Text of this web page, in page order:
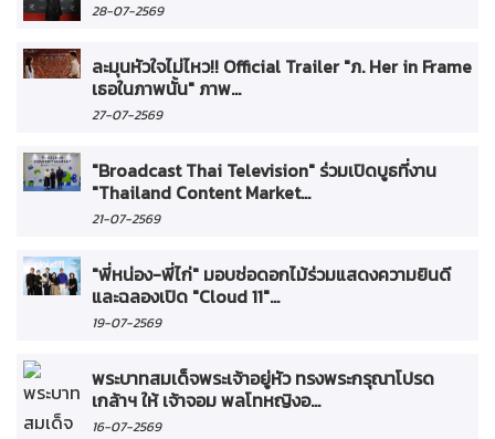
28-07-2569
ละมุนหัวใจไม่ไหว!! Official Trailer "ภ. Her in Frame
เธอในภาพนั้น" ภาพ...
27-07-2569
"Broadcast Thai Television" ร่วมเปิดบูธที่งาน
"Thailand Content Market...
21-07-2569
"พี่หน่อง-พี่ไก่" มอบช่อดอกไม้ร่วมแสดงความยินดี
และฉลองเปิด "Cloud 11"...
19-07-2569
พระบาทสมเด็จพระเจ้าอยู่หัว ทรงพระกรุณาโปรด
เกล้าฯ ให้ เจ้าจอม พลโทหญิงอ...
16-07-2569